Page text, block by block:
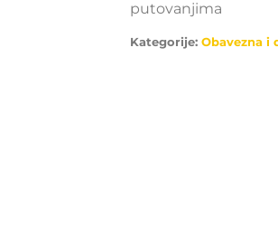
putovanjima
Kategorije: Obavezna i